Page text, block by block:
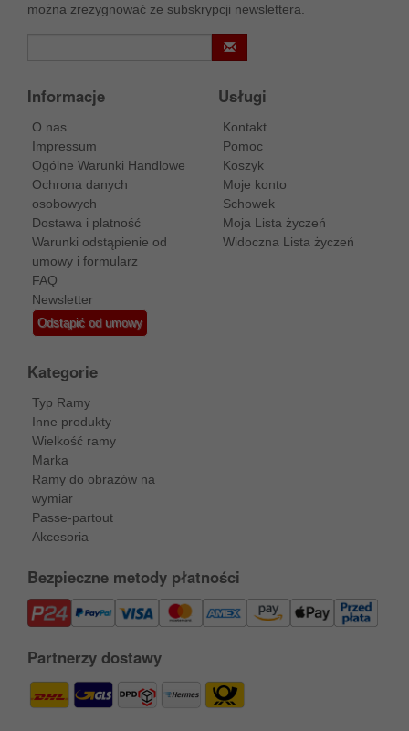
można zrezygnować ze subskrypcji newslettera.
Informacje
O nas
Impressum
Ogólne Warunki Handlowe
Ochrona danych
osobowych
Dostawa i platność
Warunki odstąpienie od
umowy i formularz
FAQ
Newsletter
Odstąpić od umowy
Usługi
Kontakt
Pomoc
Koszyk
Moje konto
Schowek
Moja Lista życzeń
Widoczna Lista życzeń
Kategorie
Typ Ramy
Inne produkty
Wielkość ramy
Marka
Ramy do obrazów na
wymiar
Passe-partout
Akcesoria
Bezpieczne metody płatności
Partnerzy dostawy